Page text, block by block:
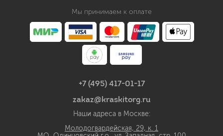
Мы принимаем к оплате
+7 (495) 417-01-17
zakaz@kraskitorg.ru
Наши адреса в Москве:
Молодогвардейская, 29, к. 1